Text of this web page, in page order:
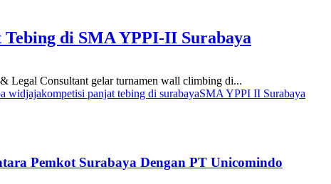
di SMA YPPI-II Surabaya
Legal Consultant gelar turnamen wall climbing di...
widjajakompetisi panjat tebing di surabayaSMA YPPI II Surabaya
Pemkot Surabaya Dengan PT Unicomindo